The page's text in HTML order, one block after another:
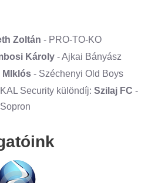
Zoltán - PRO-TO-KO
Károly - Ajkai Bányász
MIklós- Széchenyi Old Boys
Security különdíj: Szilaj FC -
Sopron